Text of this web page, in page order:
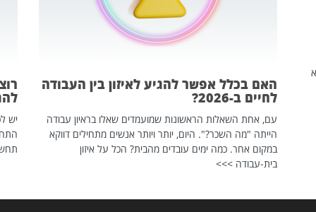
האם בכלל אפשר להגיע לאיזון בין העבודה
לחיים ב-2026?
עם, אחת השאלות הראשונות שמועמדים שאלו בראיון עבודה
הייתה "מה השכר?". היום, יותר ויותר אנשים מתחילים דווקא
במקום אחר. כמה ימים עובדים מהבית? הכל על איזון
בית-עבודה >>>
יש